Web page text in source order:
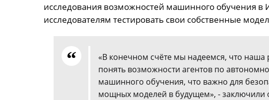
исследования возможностей машинного обучения в
исследователям тестировать свои собственные
«В конечном счёте мы надеемся, что наша
понять возможности агентов по
машинного обучения, что важно для
мощных моделей в будущем», - заключили